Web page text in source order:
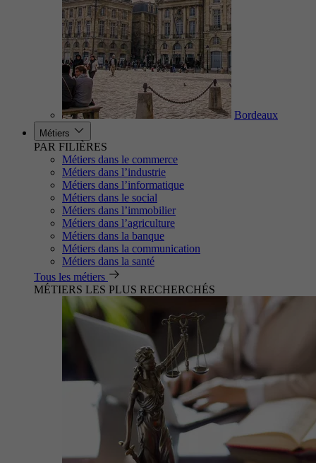
Bordeaux
Métiers
PAR FILIÈRES
Métiers dans le commerce
Métiers dans l’industrie
Métiers dans l’informatique
Métiers dans le social
Métiers dans l’immobilier
Métiers dans l’agriculture
Métiers dans la banque
Métiers dans la communication
Métiers dans la santé
Tous les métiers
MÉTIERS LES PLUS RECHERCHÉS